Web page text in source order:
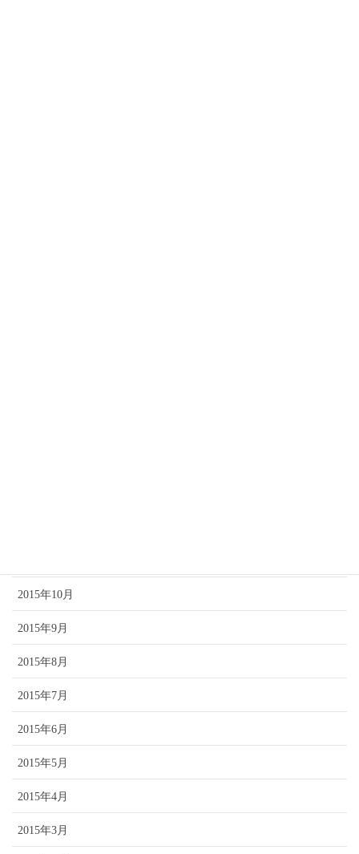
2015年10月
2015年9月
2015年8月
2015年7月
2015年6月
2015年5月
2015年4月
2015年3月